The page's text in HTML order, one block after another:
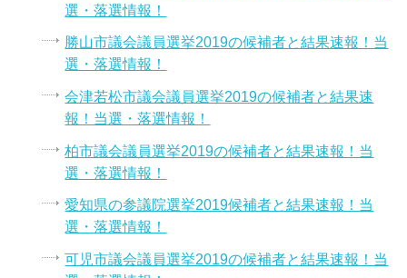
選・落選情報！
勝山市議会議員選挙2019の候補者と結果速報！当
選・落選情報！
会津若松市議会議員選挙2019の候補者と結果速
報！当選・落選情報！
柏市議会議員選挙2019の候補者と結果速報！当
選・落選情報！
愛知県の参議院選挙2019候補者と結果速報！当
選・落選情報！
可児市議会議員選挙2019の候補者と結果速報！当